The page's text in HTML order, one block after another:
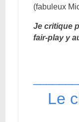
(fabuleux
Je critique
fair-play y
Le